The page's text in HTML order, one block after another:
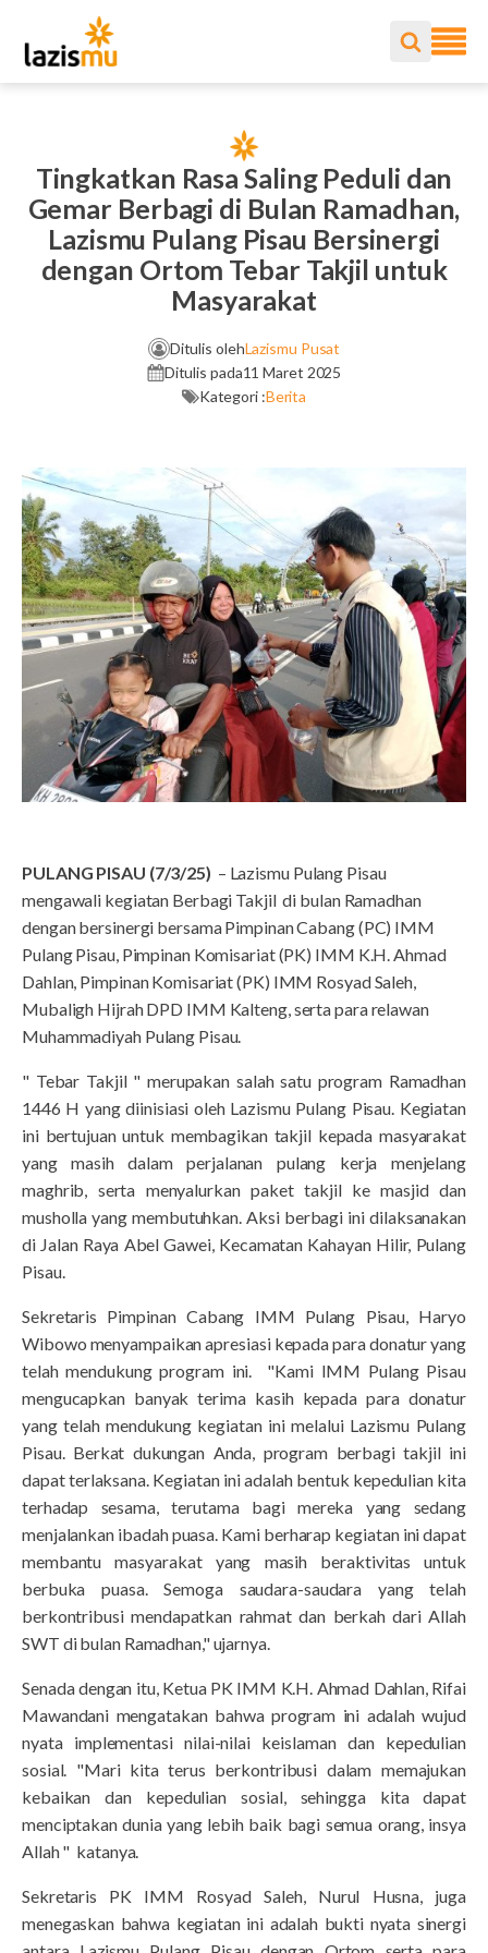
Tingkatkan Rasa Saling Peduli dan
Gemar Berbagi di Bulan Ramadhan,
Lazismu Pulang Pisau Bersinergi
dengan Ortom Tebar Takjil untuk
Masyarakat
Ditulis olehLazismu Pusat
Ditulis pada11 Maret 2025
Kategori :Berita
PULANG PISAU (7/3/25) – Lazismu Pulang Pisau
mengawali kegiatan Berbagi Takjil di bulan Ramadhan
dengan bersinergi bersama Pimpinan Cabang (PC) IMM
Pulang Pisau, Pimpinan Komisariat (PK) IMM K.H. Ahmad
Dahlan, Pimpinan Komisariat (PK) IMM Rosyad Saleh,
Mubaligh Hijrah DPD IMM Kalteng, serta para relawan
Muhammadiyah Pulang Pisau.
" Tebar Takjil " merupakan salah satu program Ramadhan
1446 H yang diinisiasi oleh Lazismu Pulang Pisau. Kegiatan
ini bertujuan untuk membagikan takjil kepada masyarakat
yang masih dalam perjalanan pulang kerja menjelang
maghrib, serta menyalurkan paket takjil ke masjid dan
musholla yang membutuhkan. Aksi berbagi ini dilaksanakan
di Jalan Raya Abel Gawei, Kecamatan Kahayan Hilir, Pulang
Pisau.
Sekretaris Pimpinan Cabang IMM Pulang Pisau, Haryo
Wibowo menyampaikan apresiasi kepada para donatur yang
telah mendukung program ini. "Kami IMM Pulang Pisau
mengucapkan banyak terima kasih kepada para donatur
yang telah mendukung kegiatan ini melalui Lazismu Pulang
Pisau. Berkat dukungan Anda, program berbagi takjil ini
dapat terlaksana. Kegiatan ini adalah bentuk kepedulian kita
terhadap sesama, terutama bagi mereka yang sedang
menjalankan ibadah puasa. Kami berharap kegiatan ini dapat
membantu masyarakat yang masih beraktivitas untuk
berbuka puasa. Semoga saudara-saudara yang telah
berkontribusi mendapatkan rahmat dan berkah dari Allah
SWT di bulan Ramadhan," ujarnya.
Senada dengan itu, Ketua PK IMM K.H. Ahmad Dahlan, Rifai
Mawandani mengatakan bahwa program ini adalah wujud
nyata implementasi nilai-nilai keislaman dan kepedulian
sosial. "Mari kita terus berkontribusi dalam memajukan
kebaikan dan kepedulian sosial, sehingga kita dapat
menciptakan dunia yang lebih baik bagi semua orang, insya
Allah " katanya.
Sekretaris PK IMM Rosyad Saleh, Nurul Husna, juga
menegaskan bahwa kegiatan ini adalah bukti nyata sinergi